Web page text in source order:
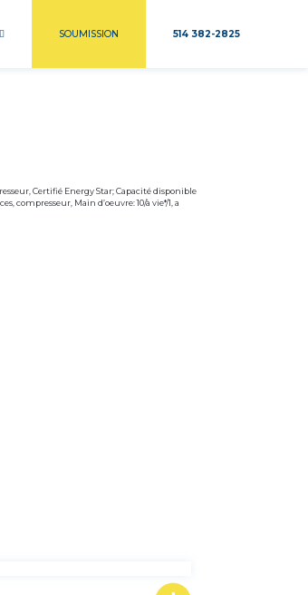
SOUMISSION 514 382-2825
Certifié Energy Star; Capacité disponible
compresseur, Main d’oeuvre: 10/à vie*/1, a